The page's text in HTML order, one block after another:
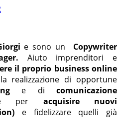
e sono un Copywriter
Aiuto imprenditori e
il proprio business online
realizzazione di opportune
e dicomunicazione
per acquisire nuovi
e fidelizzare quelli già